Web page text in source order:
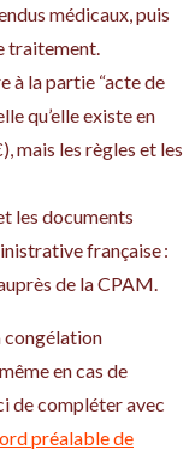
médicaux, puis
traitement.
à la partie “acte de
qu’elle existe en
mais les règles et les
les documents
française :
de la CPAM.
congélation
en cas de
de compléter avec
préalable de